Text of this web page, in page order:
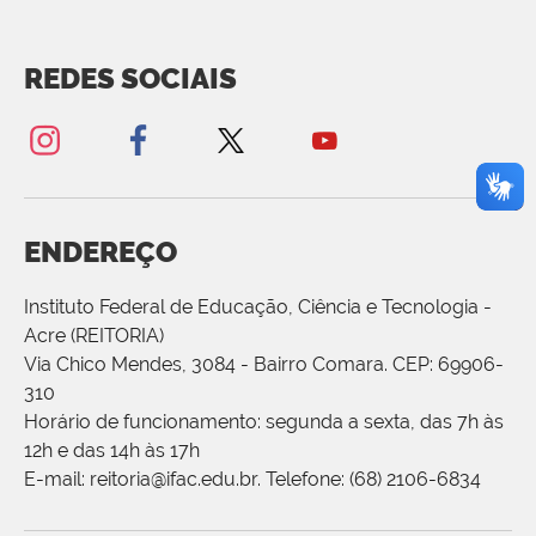
REDES SOCIAIS
ENDEREÇO
Instituto Federal de Educação, Ciência e Tecnologia -
Acre (REITORIA)
Via Chico Mendes, 3084 - Bairro Comara. CEP: 69906-
310
Horário de funcionamento: segunda a sexta, das 7h às
12h e das 14h às 17h
E-mail: reitoria@ifac.edu.br. Telefone: (68) 2106-6834